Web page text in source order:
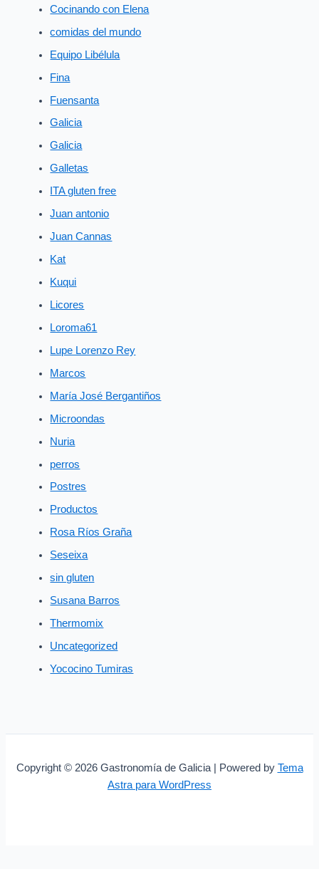
Cocinando con Elena
comidas del mundo
Equipo Libélula
Fina
Fuensanta
Galicia
Galicia
Galletas
ITA gluten free
Juan antonio
Juan Cannas
Kat
Kuqui
Licores
Loroma61
Lupe Lorenzo Rey
Marcos
María José Bergantiños
Microondas
Nuria
perros
Postres
Productos
Rosa Ríos Graña
Seseixa
sin gluten
Susana Barros
Thermomix
Uncategorized
Yococino Tumiras
Copyright © 2026 Gastronomía de Galicia | Powered by Tema
Astra para WordPress